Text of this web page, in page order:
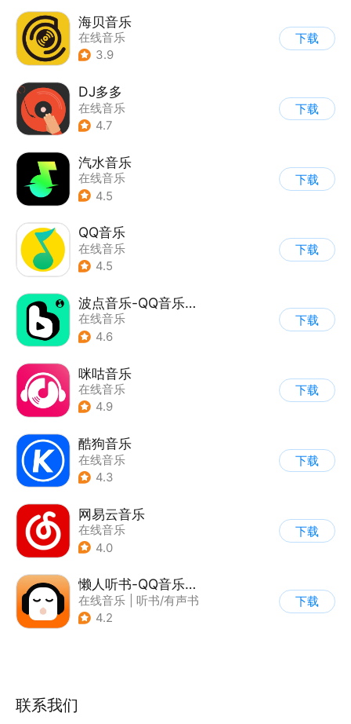
海贝音乐
在线音乐
3.9
下载
DJ多多
在线音乐
4.7
下载
汽水音乐
在线音乐
4.5
下载
QQ音乐
在线音乐
4.5
下载
波点音乐-QQ音乐简洁版
在线音乐
4.6
下载
咪咕音乐
在线音乐
4.9
下载
酷狗音乐
在线音乐
4.3
下载
网易云音乐
在线音乐
4.0
下载
懒人听书-QQ音乐听书版
在线音乐
听书/有声书
4.2
下载
联系我们